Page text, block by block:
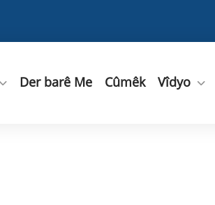
Der barê Me Cûmêk Vîdyo